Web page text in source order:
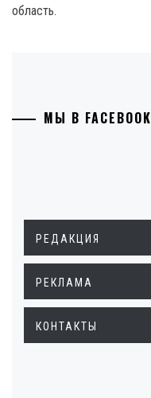
область.
МЫ В FACEBOOK
РЕДАКЦИЯ
РЕКЛАМА
КОНТАКТЫ